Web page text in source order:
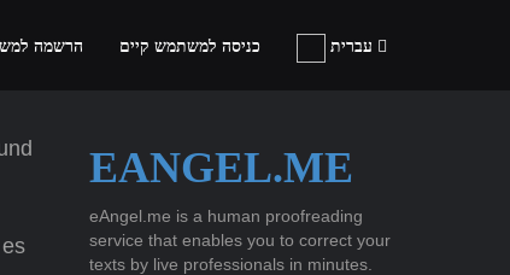
הרשמה כניסה למשתמש קיים
EANGEL.ME
eAngel.me is a human proofreading
service that enables you to correct your
texts by live professionals in minutes.